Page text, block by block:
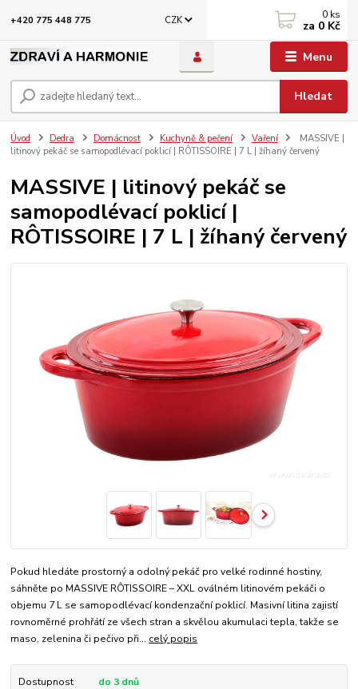
Menu
CZK
Hledat
+420 775 448 775 0 ks
za 0 Kč
Úvod Dedra Domácnost Kuchyně & pečení Vaření
MASSIVE |
litinový pekáč se samopodlévací poklicí | RÔTISSOIRE | 7 L | žíhaný červený
MASSIVE | litinový pekáč se
samopodlévací poklicí |
RÔTISSOIRE | 7 L | žíhaný červený
Pokud hledáte prostorný a odolný pekáč pro velké rodinné hostiny,
sáhněte po MASSIVE RÔTISSOIRE – XXL oválném litinovém pekáči o
objemu 7 L se samopodlévací kondenzační poklicí. Masivní litina zajistí
rovnoměrné prohřátí ze všech stran a skvělou akumulaci tepla, takže se
maso, zelenina či pečivo při... celý popis
Dostupnost do 3 dnů